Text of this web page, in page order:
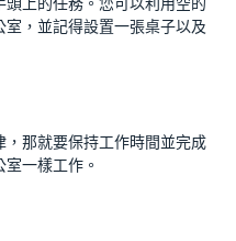
，並記得設置一張桌子以及
那就要保持工作時間並完成
一樣工作。